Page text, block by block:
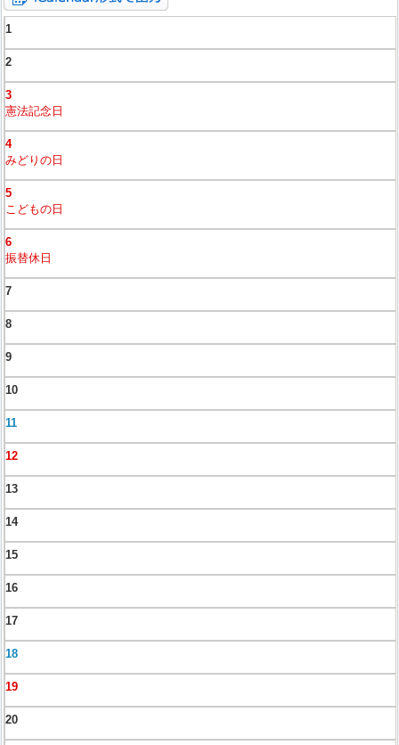
1
2
3
憲法記念日
4
みどりの日
5
こどもの日
6
振替休日
7
8
9
10
11
12
13
14
15
16
17
18
19
20